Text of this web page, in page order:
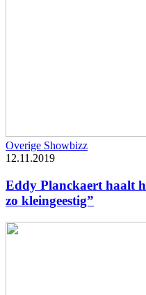
Overige Showbizz
12.11.2019
Eddy Planckaert haalt
zo kleingeestig”